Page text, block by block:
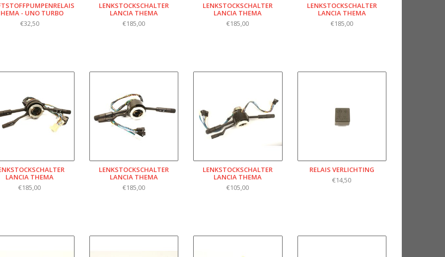
- UNO TURBO
€32,50
LENKSTOCKSCHALTER
LANCIA THEMA
€185,00
LENKSTOCKSCHALTER
LANCIA THEMA
€185,00
LENKSTOCKSCHALTER
LANCIA THEMA
€185,00
LANCIA THEMA
€185,00
LENKSTOCKSCHALTER
LANCIA THEMA
€185,00
LENKSTOCKSCHALTER
LANCIA THEMA
€105,00
RELAIS VERLICHTING
€14,50